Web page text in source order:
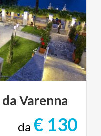
daVarenna
da € 130